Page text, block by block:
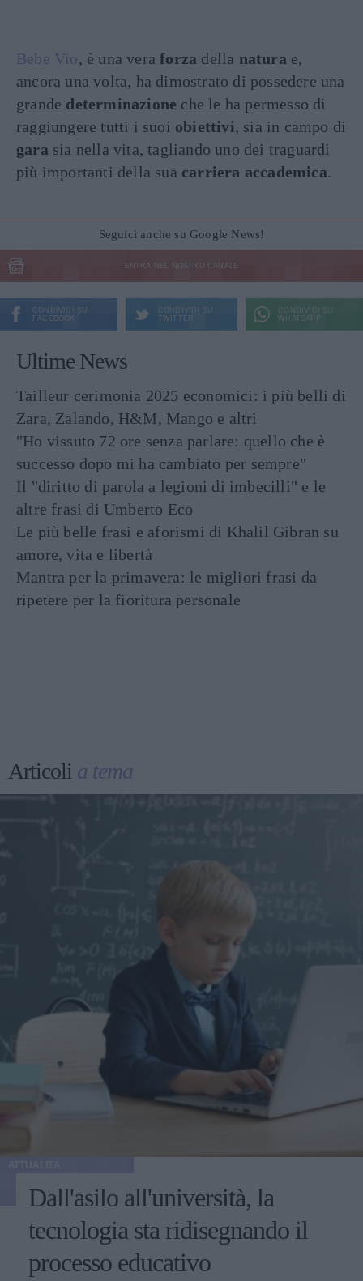
Bebe Vio, è una veraforza della natura e,
ancora una volta, ha dimostrato di possedere una
grande determinazione che le ha permesso di
raggiungere tutti i suoi obiettivi, sia in campo di
gara sia nella vita, tagliando uno dei traguardi
più importanti della sua carriera accademica.
Seguici anche su Google News!
ENTRA NEL NOSTRO CANALE
CONDIVIDI SU
FACEBOOK
CONDIVIDI SU
TWITTER
CONDIVIDI SU
WHATSAPP
Ultime News
Tailleur cerimonia 2025 economici: i più belli di
Zara, Zalando, H&M, Mango e altri
"Ho vissuto 72 ore senza parlare: quello che è
successo dopo mi ha cambiato per sempre"
Il "diritto di parola a legioni di imbecilli" e le
altre frasi di Umberto Eco
Le più belle frasi e aforismi di Khalil Gibran su
amore, vita e libertà
Mantra per la primavera: le migliori frasi da
ripetere per la fioritura personale
Articoli a tema
Dall'asilo all'università, la
tecnologia sta ridisegnando il
processo educativo